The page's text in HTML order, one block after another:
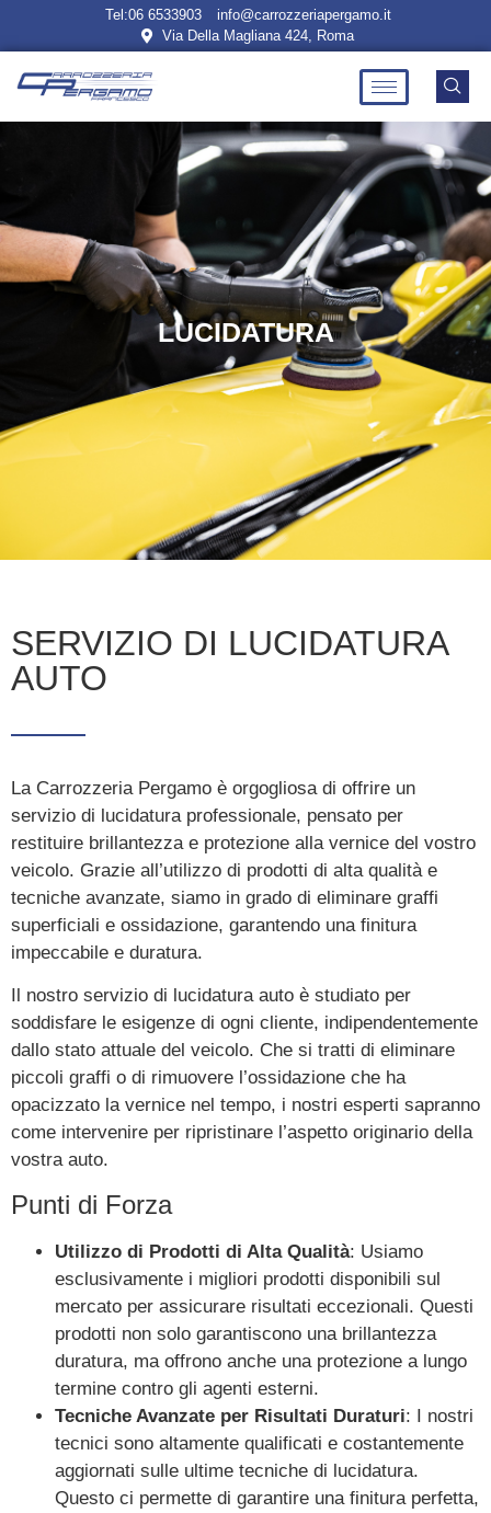
Tel:06 6533903
info@carrozzeriapergamo.it
Via Della Magliana 424, Roma
LUCIDATURA
SERVIZIO DI LUCIDATURA
AUTO
La Carrozzeria Pergamo è orgogliosa di offrire un
servizio di lucidatura professionale, pensato per
restituire brillantezza e protezione alla vernice del vostro
veicolo. Grazie all’utilizzo di prodotti di alta qualità e
tecniche avanzate, siamo in grado di eliminare graffi
superficiali e ossidazione, garantendo una finitura
impeccabile e duratura.
Il nostro servizio di lucidatura auto è studiato per
soddisfare le esigenze di ogni cliente, indipendentemente
dallo stato attuale del veicolo. Che si tratti di eliminare
piccoli graffi o di rimuovere l’ossidazione che ha
opacizzato la vernice nel tempo, i nostri esperti sapranno
come intervenire per ripristinare l’aspetto originario della
vostra auto.
Punti di Forza
Utilizzo di Prodotti di Alta Qualità: Usiamo
esclusivamente i migliori prodotti disponibili sul
mercato per assicurare risultati eccezionali. Questi
prodotti non solo garantiscono una brillantezza
duratura, ma offrono anche una protezione a lungo
termine contro gli agenti esterni.
Tecniche Avanzate per Risultati Duraturi: I nostri
tecnici sono altamente qualificati e costantemente
aggiornati sulle ultime tecniche di lucidatura.
Questo ci permette di garantire una finitura perfetta,